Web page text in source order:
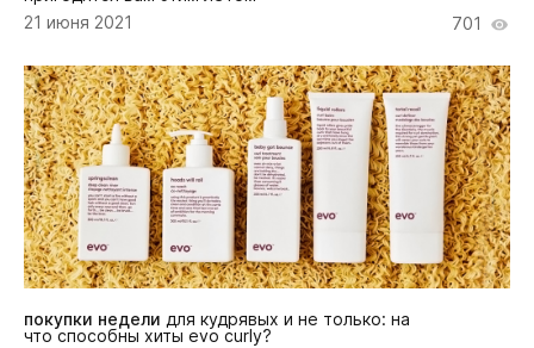
21 июня 2021
701
покупки недели для кудрявых и не только: на
что способны хиты evo curly?